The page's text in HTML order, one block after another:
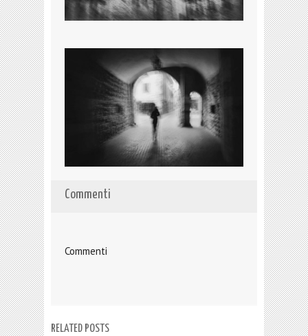
Commenti
Commenti
RELATED POSTS